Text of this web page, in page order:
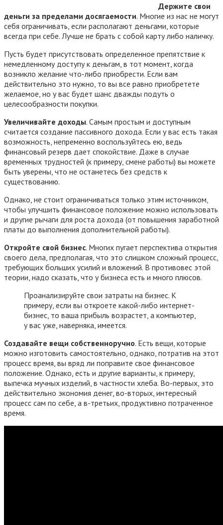
Держите свои
деньги за пределами досягаемости. Многие из нас не могут
себя ограничивать, если располагают деньгами, которые
всегда при себе. Лучше не брать с собой карту либо наличку.
Пусть будет присутствовать определенное препятствие к
немедленному доступу к деньгам, в тот момент, когда
возникло желание что-либо приобрести. Если вам
действительно это нужно, то вы все равно приобретете
желаемое, но у вас будет шанс дважды подуть о
целесообразности покупки.
Увеличивайте доходы. Самым простым и доступным
считается создание пассивного дохода. Если у вас есть такая
возможность, непременно воспользуйтесь ею, ведь
финансовый резерв дает спокойствие. Даже в случае
временных трудностей (к примеру, смене работы) вы можете
быть уверены, что не останетесь без средств к
существованию.
Однако, не стоит ограничиваться только этим источником,
чтобы улучшить финансовое положение можно использовать
и другие рычаги для роста дохода (от повышения заработной
платы до выполнения дополнительной работы).
Откройте свой бизнес. Многих пугает перспектива открытия
своего дела, предполагая, что это слишком сложный процесс,
требующих больших усилий и вложений. В противовес этой
теории, надо сказать, что у бизнеса есть и много плюсов.
Проанализируйте свои затраты на бизнес. К
примеру, если вы откроете какой-либо интернет-
бизнес, то ваша прибыль возрастет, а компьютер,
у вас уже, наверняка, имеется.
Создавайте вещи собственноручно. Есть вещи, которые
можно изготовить самостоятельно, однако, потратив на этот
процесс время, вы вряд ли поправите свое финансовое
положение. Однако, есть и другие варианты, к примеру,
выпечка мучных изделий, в частности хлеба. Во-первых, это
действительно экономия денег, во-вторых, интересный
процесс сам по себе, а в-третьих, продуктивно потраченное
время.